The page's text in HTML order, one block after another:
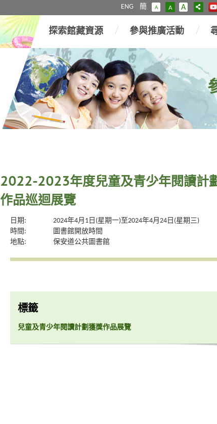
ENG 簡 A A A
探索館藏資源 參與推廣活動
2022-2023年度兒童及青少年閱讀計
作品巡迴展覽
日期:
2024年4月1日(星期一)至2024年4月24日(星期三)
時間:
圖書館開放時間
地點:
保安道公共圖書館
標籤
兒童及青少年閱讀計劃獲獎作品展覽